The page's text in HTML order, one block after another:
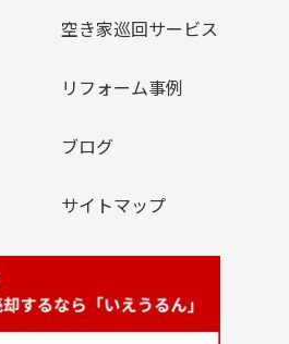
空き家巡回サービス
リフォーム事例
ブログ
サイトマップ